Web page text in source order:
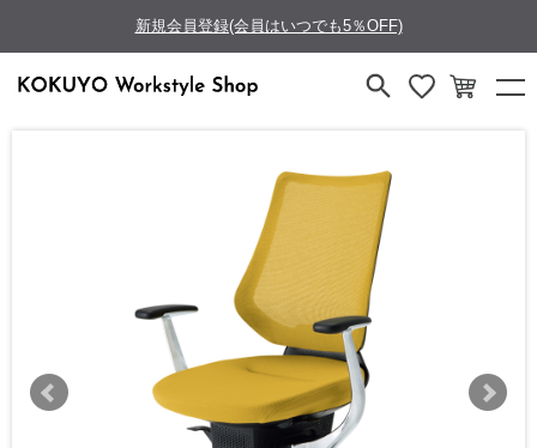
新規会員登録(会員はいつでも5％OFF)